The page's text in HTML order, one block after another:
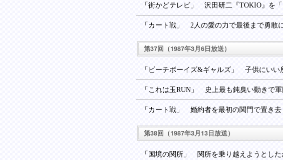
「街かどテレビ」 沢田研二『TOKIO』を
「カート戦」 2人の愛の力で最後まで勇敢
第37回（1987年3月6日放送）
「ビーチボーイズ&ギャルズ」 子供にい
「これは玉RUN」 史上最も鈍臭い動きで
「カート戦」 婚約者を最初の関門で置き
第38回（1987年3月13日放送）
「国境の関所」 関所を乗り越えようとし